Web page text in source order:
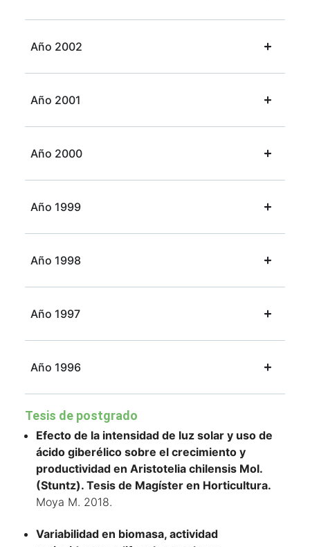
Año 2002
Año 2001
Año 2000
Año 1999
Año 1998
Año 1997
Año 1996
Tesis de postgrado
Efecto de la intensidad de luz solar y uso de
ácido giberélico sobre el crecimiento y
productividad en Aristotelia chilensis Mol.
(Stuntz). Tesis de Magíster en Horticultura.
Moya M. 2018.
Variabilidad en biomasa, actividad